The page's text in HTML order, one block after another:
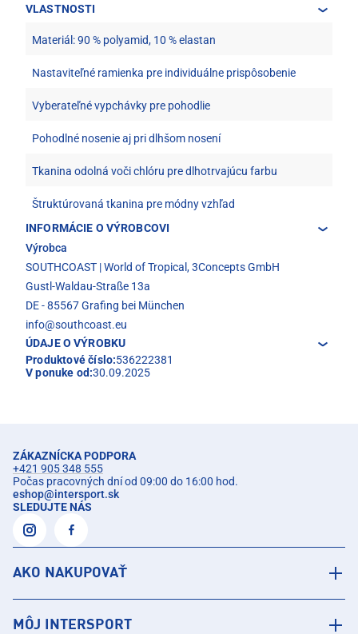
VLASTNOSTI
Materiál: 90 % polyamid, 10 % elastan
Nastaviteľné ramienka pre individuálne prispôsobenie
Vyberateľné vypchávky pre pohodlie
Pohodlné nosenie aj pri dlhšom nosení
Tkanina odolná voči chlóru pre dlhotrvajúcu farbu
Štruktúrovaná tkanina pre módny vzhľad
INFORMÁCIE O VÝROBCOVI
Výrobca
SOUTHCOAST | World of Tropical, 3Concepts GmbH
Gustl-Waldau-Straße 13a
DE - 85567 Grafing bei München
info@southcoast.eu
ÚDAJE O VÝROBKU
Produktové číslo:536222381
V ponuke od:30.09.2025
ZÁKAZNÍCKA PODPORA
+421 905 348 555
Počas pracovných dní od 09:00 do 16:00 hod.
eshop@intersport.sk
SLEDUJTE NÁS
AKO NAKUPOVAŤ
MÔJ INTERSPORT